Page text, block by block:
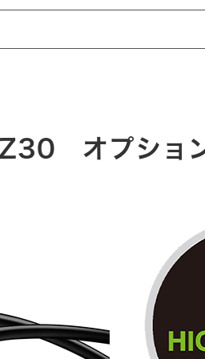
オプショ